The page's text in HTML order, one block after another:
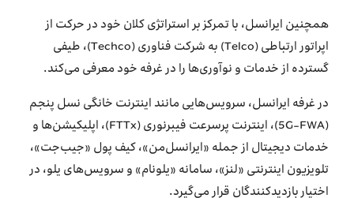
همچنین ایرانسل، با تمرکز بر استراتژی کلان خود در حرکت از
اپراتور ارتباطی (Telco) به شرکت فناوری (Techco)، طیفی
گسترده از خدمات و نوآوری‌ها را در غرفه خود معرفی می‌کند.
در غرفه ایرانسل، سرویس‌هایی مانند اینترنت خانگی نسل پنجم
(5G-FWA)، اینترنت پرسرعت فیبرنوری (FTTx)، اپلیکیشن‌ها و
خدمات دیجیتال از جمله «ایرانسل‌من»، کیف پول «جیب‌جت»،
تلویزیون اینترنتی «لنز»، سامانه «یلونام» و سرویس‌های یلو، در
اختیار بازدیدکنندگان قرار می‌گیرد.